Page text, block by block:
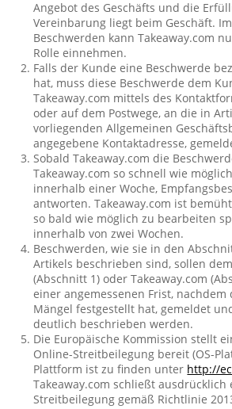
Angebot des Geschäfts und die
Vereinbarung liegt beim Geschäft.
Beschwerden kann Takeaway.com
Rolle einnehmen.
Falls der Kunde eine Beschwerde
hat, muss diese Beschwerde dem
Takeaway.com mittels des
oder auf dem Postwege, an die in
vorliegenden Allgemeinen
angegebene Kontaktadresse,
Sobald Takeaway.com die
Takeaway.com so schnell wie
innerhalb einer Woche,
antworten. Takeaway.com ist
so bald wie möglich zu bearbeiten
innerhalb von zwei Wochen.
Beschwerden, wie sie in den
Artikels beschrieben sind, sollen
(Abschnitt 1) oder Takeaway.com
einer angemessenen Frist, nachdem
Mängel festgestellt hat, gemeldet
deutlich beschrieben werden.
Die Europäische Kommission stellt
Online-Streitbeilegung bereit (OS-
Plattform ist zu finden unter http://
Takeaway.com schließt ausdrücklich
Streitbeilegung gemäß Richtlinie